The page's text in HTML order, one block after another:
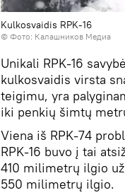
Kulkosvaidis RPK-16
© Фото: Калашников Медиа
Unikali RPK-16
kulkosvaidis virsta
teigimu, yra
iki penkių šimtų
Viena iš RPK-74
RPK-16 buvo į tai
410 milimetrų ilgio
550 milimetrų ilgio.